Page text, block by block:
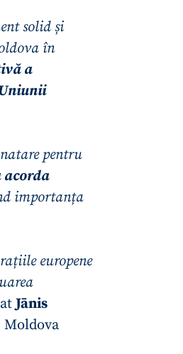
solid și
în
a
pentru
acorda
importanța
europene
Jānis